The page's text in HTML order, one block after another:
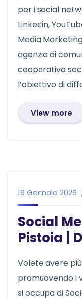
per i social
Linkedin,
Media
agenzia di
cooperativa
l’obiettivo di
View more
19 Gennaio 2026
Social
Pistoia |
Volete avere
promuovendo i
si occupa di